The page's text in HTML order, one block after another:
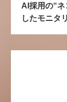
AI採用の“
したモニタ